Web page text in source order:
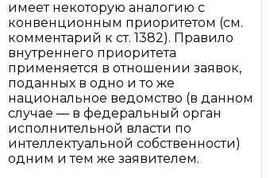
имеет некоторую аналогию с
конвенционным приоритетом (см.
комментарий к ст. 1382). Правило
внутреннего приоритета
применяется в отношении заявок,
поданных в одно и то же
национальное ведомство (в данном
случае — в федеральный орган
исполнительной власти по
интеллектуальной собственности)
одним и тем же заявителем.